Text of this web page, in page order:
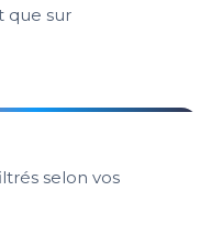
que sur
selon vos